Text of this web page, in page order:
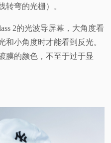
转弯的光栅）。
2的光波导屏幕，大角度看
和小角度时才能看到反光。
膜的颜色，不至于过于显